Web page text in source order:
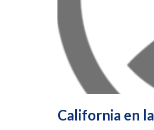
California en